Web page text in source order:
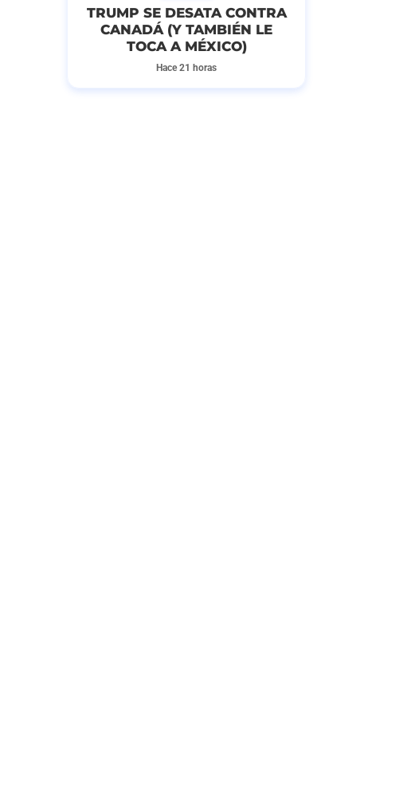
TRUMP SE DESATA CONTRA
CANADÁ (Y TAMBIÉN LE
TOCA A MÉXICO)
Hace 21 horas